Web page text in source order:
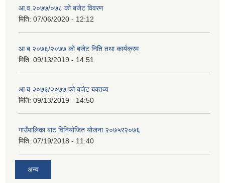
आ.व.२०७७/०७८ को बजेट विवरण
मिति: 07/06/2020 - 12:12
आ ब २०७६/२०७७ को बजेट निति तथा कार्यक्रम
मिति: 09/13/2019 - 14:51
आ ब २०७६/२०७७ को बजेट बक्तव्य
मिति: 09/13/2019 - 14:50
गाउँपालिका बाट विनियोजित योजना २०७५र२०७६
मिति: 07/19/2018 - 11:40
अन्य